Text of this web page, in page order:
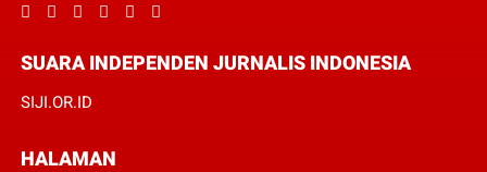
SUARA INDEPENDEN JURNALIS INDONESIA
SIJI.OR.ID
HALAMAN